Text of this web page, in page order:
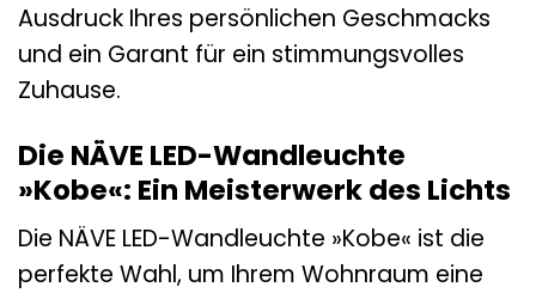
Ausdruck Ihres persönlichen Geschmacks
und ein Garant für ein stimmungsvolles
Zuhause.
Die NÄVE LED-Wandleuchte
»Kobe«: Ein Meisterwerk des Lichts
Die NÄVE LED-Wandleuchte »Kobe« ist die
perfekte Wahl, um Ihrem Wohnraum eine